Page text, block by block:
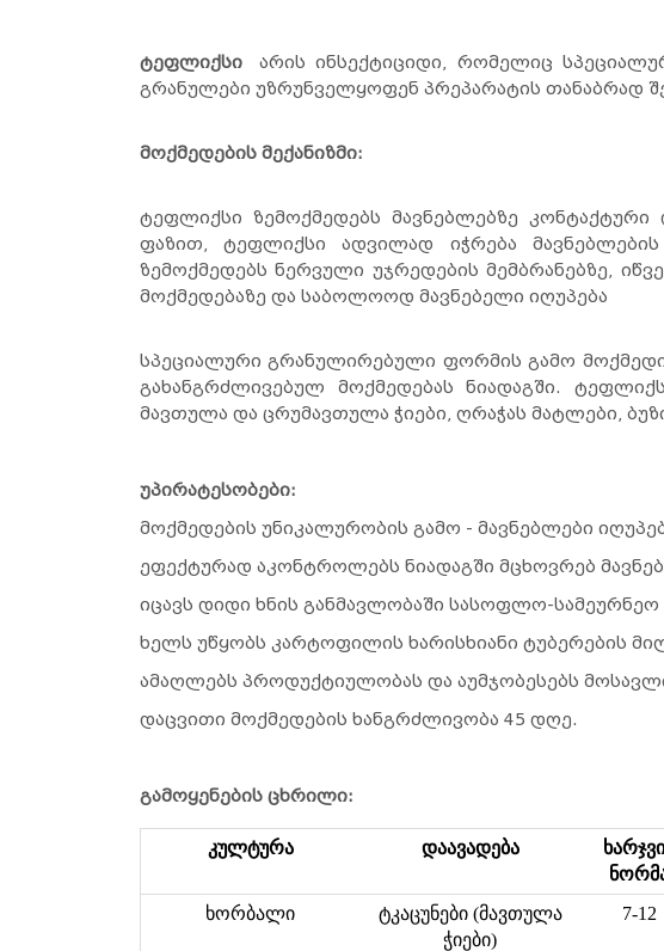
ტეფლიქსი არის ინსექტიციდი, რომელიც
გრანულები უზრუნველყოფენ პრეპარატის თანაბრად
მოქმედების მექანიზმი:
ტეფლიქსი ზემოქმედებს მავნებლებზე
ფაზით, ტეფლიქსი ადვილად იჭრება
ზემოქმედებს ნერვული უჯრედების მემბრანებზე,
მოქმედებაზე და საბოლოოდ მავნებელი იღუპება
სპეციალური გრანულირებული ფორმის გამო
გახანგრძლივებულ მოქმედებას ნიადაგში.
მავთულა და ცრუმავთულა ჭიები, ღრაჭას მატლები,
უპირატესობები:
მოქმედების უნიკალურობის გამო - მავნებლები
ეფექტურად აკონტროლებს ნიადაგში მცხოვრებ
იცავს დიდი ხნის განმავლობაში სასოფლო-
ხელს უწყობს კარტოფილის ხარისხიანი ტუბერების
ამაღლებს პროდუქტიულობას და აუმჯობესებს
დაცვითი მოქმედების ხანგრძლივობა 45 დღე.
გამოყენების ცხრილი:
კულტურა დაავადება
ხორბალი
ტკაცუნები (მავთულა
ჭიები)
7-12